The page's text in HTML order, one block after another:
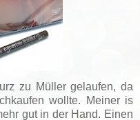
zu Müller gelaufen, da
wollte. Meiner is
gut in der Hand. Einen